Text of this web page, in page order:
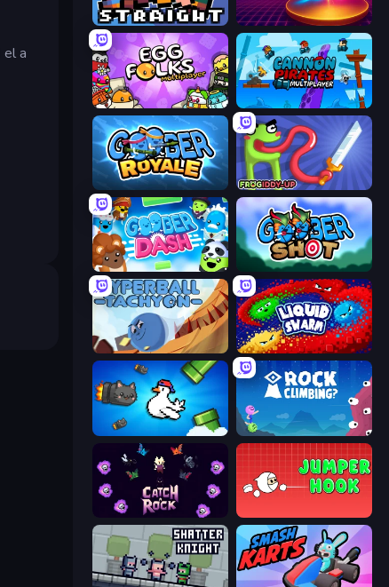
a
Keep It Straight Deez Balls
Egg Folks Multiplayer Cannon Pirates Multiplayer
Goober Royale Frogiddy
Goober Dash Goober Shot
Hyperball Tachyon Liquid Swarm
Honk Rock Climbing?
Catch-A-Rock